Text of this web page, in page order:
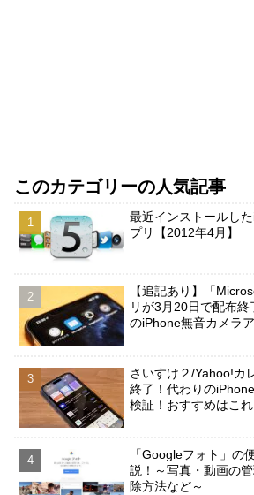
このカテゴリーの人気記事
最近インストールし
プリ【2012年4月】
【追記あり】「
リが3月20日で配布
のiPhone無音カメラ
さいすけ２/Yahoo!カ
終了！代わりの
検証！おすすめはこれ
「Googleフォト」の
説！～写真・動画の
除方法など～